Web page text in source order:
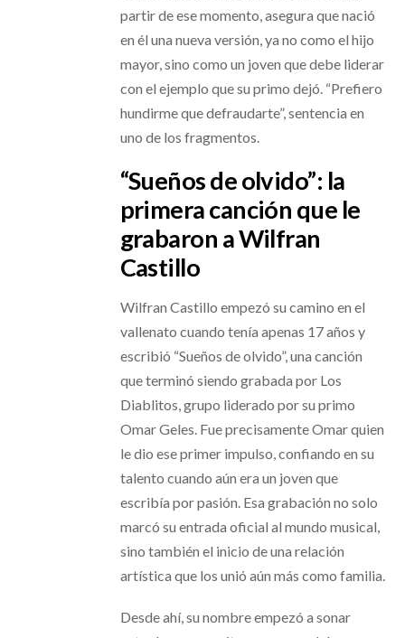
partir de ese momento, asegura que nació
en él una nueva versión, ya no como el hijo
mayor, sino como un joven que debe liderar
con el ejemplo que su primo dejó. “Prefiero
hundirme que defraudarte”, sentencia en
uno de los fragmentos.
“Sueños de olvido”: la
primera canción que le
grabaron a Wilfran
Castillo
Wilfran Castillo empezó su camino en el
vallenato cuando tenía apenas 17 años y
escribió “Sueños de olvido”, una canción
que terminó siendo grabada por Los
Diablitos, grupo liderado por su primo
Omar Geles. Fue precisamente Omar quien
le dio ese primer impulso, confiando en su
talento cuando aún era un joven que
escribía por pasión. Esa grabación no solo
marcó su entrada oficial al mundo musical,
sino también el inicio de una relación
artística que los unió aún más como familia.
Desde ahí, su nombre empezó a sonar